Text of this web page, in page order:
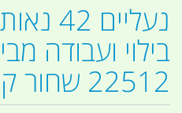
22512 שחור קמפינג לייף